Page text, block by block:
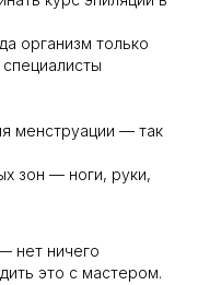
организм только
менструации — так
зон — ноги, руки,
нет ничего
это с мастером.